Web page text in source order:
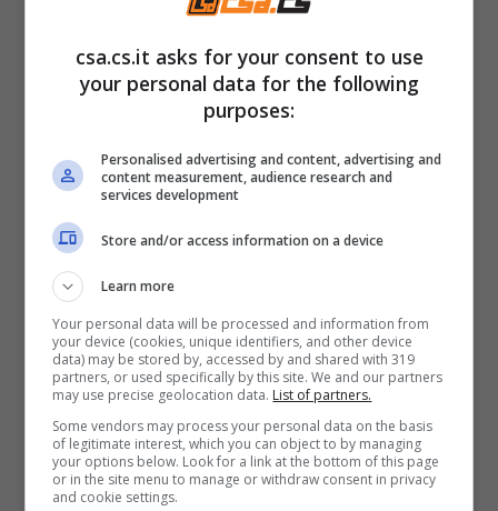
solitorubarle di notte i biscotti,
dimostrandosi sempre una buona forchetta.
Icona sexy degli anni ’80, in passato questo
suo ruolo è stato un
preso in giro dai compagni di scuola per
questo. Proprio questa situazione lo ha
forgiato, rafforzando il suo carattere e
rendendolo la persona che è oggi.
Barbara Bouchet: altri
dettagli sulla sua vita
csa.cs.it asks for your consent to use
your personal data for the following
purposes:
Personalised advertising and content, advertising and
content measurement, audience research and
services development
Store and/or access information on a device
Learn more
Your personal data will be processed and information from
your device (cookies, unique identifiers, and other device
data) may be stored by, accessed by and shared with 319
partners, or used specifically by this site. We and our partners
may use precise geolocation data. List of partners.
Some vendors may process your personal data on the basis
of legitimate interest, which you can object to by managing
your options below. Look for a link at the bottom of this page
or in the site menu to manage or withdraw consent in privacy
and cookie settings.